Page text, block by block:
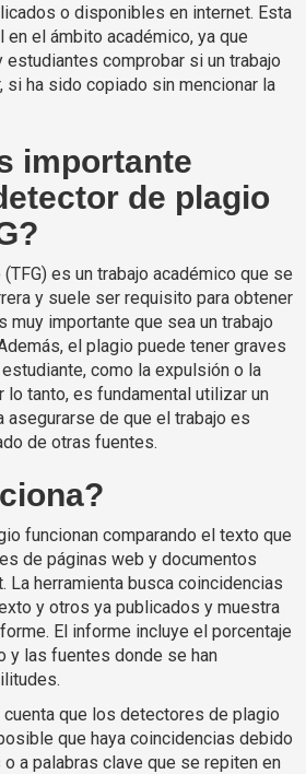
o disponibles en internet. Esta
en el ámbito académico, ya que
comprobar si un trabajo
si ha sido copiado sin mencionar la
importante
de plagio
(TFG) es un trabajo académico que se
y suele ser requisito para obtener
muy importante que sea un trabajo
el plagio puede tener graves
como la expulsión o la
lo tanto, es fundamental utilizar un
asegurarse de que el trabajo es
de otras fuentes.
funcionan comparando el texto que
de páginas web y documentos
La herramienta busca coincidencias
y otros ya publicados y muestra
El informe incluye el porcentaje
y las fuentes donde se han
que los detectores de plagio
que haya coincidencias debido
a palabras clave que se repiten en